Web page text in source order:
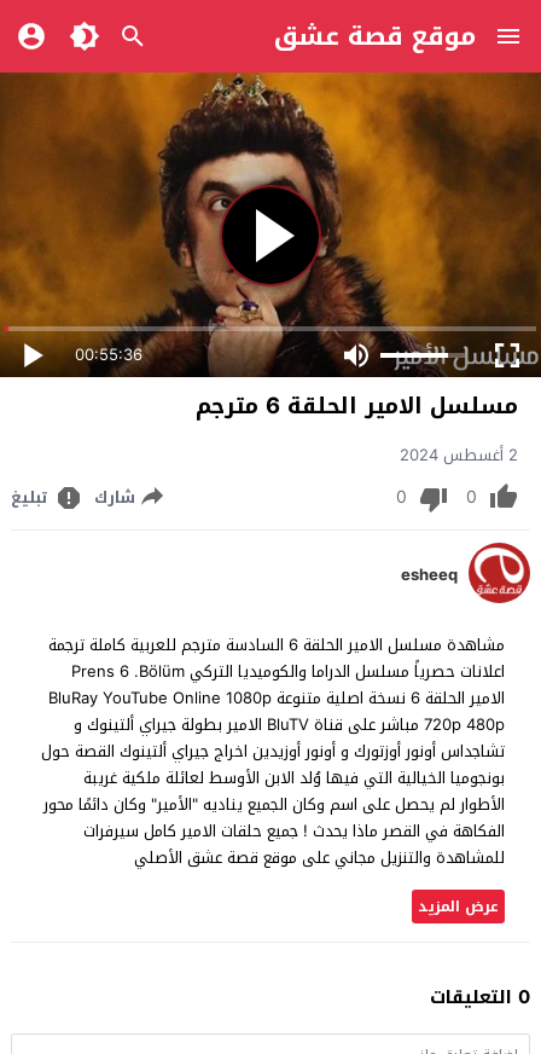
موقع قصة عشق
00:55:36
مسلسل الامير الحلقة 6 مترجم
2 أغسطس 2024
0
0 شارك تبليغ
esheeq
مشاهدة مسلسل الامير الحلقة 6 السادسة مترجم للعربية كاملة ترجمة
اعلانات حصرياً مسلسل الدراما والكوميديا التركي Prens 6 .Bölüm
الامير الحلقة 6 نسخة اصلية متنوعة BluRay YouTube Online 1080p
720p 480p مباشر على قناة BluTV الامير بطولة جيراي ألتينوك و
تشاجداس أونور أوزتورك و أونور أوزيدين اخراج جيراي ألتينوك القصة حول
بونجوميا الخيالية التي فيها وُلد الابن الأوسط لعائلة ملكية غريبة
الأطوار لم يحصل على اسم وكان الجميع يناديه "الأمير" وكان دائمًا محور
الفكاهة في القصر ماذا يحدث ! جميع حلقات الامير كامل سيرفرات
للمشاهدة والتنزيل مجاني على موقع قصة عشق الأصلي
عرض المزيد
0 التعليقات